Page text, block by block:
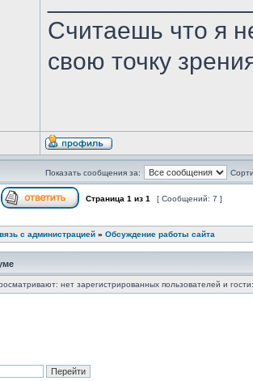
Считаешь что я
свою точку
Показать сообщения за:
Страница 1 из 1 [ Сообщений: 7 ]
с администрацией » Обсуждение работы сайта
нет зарегистрированных пользователей и